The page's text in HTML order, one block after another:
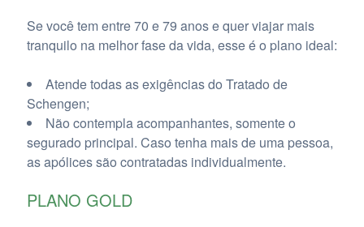
Se você tem entre 70 e 79 anos e quer viajar mais
tranquilo na melhor fase da vida, esse é o plano ideal:
Atende todas as exigências do Tratado de
Schengen;
Não contempla acompanhantes, somente o
segurado principal. Caso tenha mais de uma pessoa,
as apólices são contratadas individualmente.
PLANO GOLD